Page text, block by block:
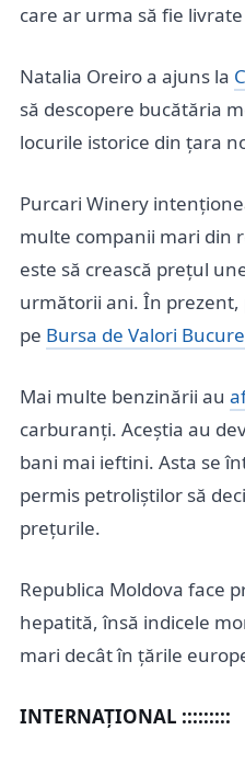
care ar urma să fie
Natalia Oreiro a ajuns la
să descopere bucătăria
locurile istorice din țara
Purcari Winery
multe companii mari din
este să crească prețul
următorii ani. În
pe Bursa de Valori
Mai multe benzinării au
carburanți. Aceștia au
bani mai ieftini. Asta se
permis petroliștilor să
prețurile.
Republica Moldova face
hepatită, însă indicele
mari decât în țările
INTERNAȚIONAL :::::::::